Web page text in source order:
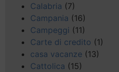
Calabria (7)
Campania (16)
Campeggi (11)
Carte di credito (1)
casa vacanze (13)
Cattolica (15)